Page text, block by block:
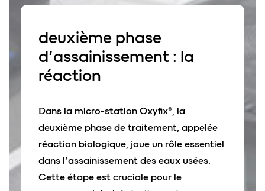
deuxième phase
d’assainissement : la
réaction
Dans la micro-station Oxyfix®, la
deuxième phase de traitement, appelée
réaction biologique, joue un rôle essentiel
dans l’assainissement des eaux usées.
Cette étape est cruciale pour le